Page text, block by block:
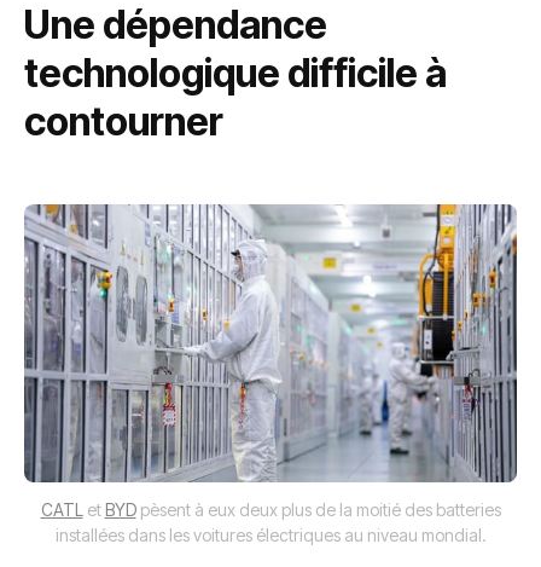
Une dépendance
technologique difficile à
contourner
CATL et BYDpèsent à eux deux plus de la moitié des batteries
installées dans les voitures électriques au niveau mondial.